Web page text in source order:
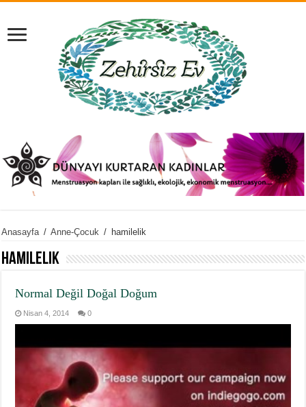
Anasayfa / Anne-Çocuk / hamilelik
hamilelik
Normal Değil Doğal Doğum
Nisan 4, 2014 0